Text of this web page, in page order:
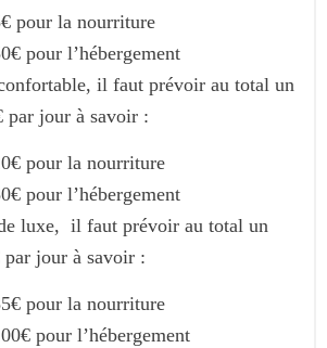
pour la nourriture
pour l’hébergement
il faut prévoir au total un
par jour à savoir :
pour la nourriture
pour l’hébergement
luxe, il faut prévoir au total un
jour à savoir :
pour la nourriture
pour l’hébergement